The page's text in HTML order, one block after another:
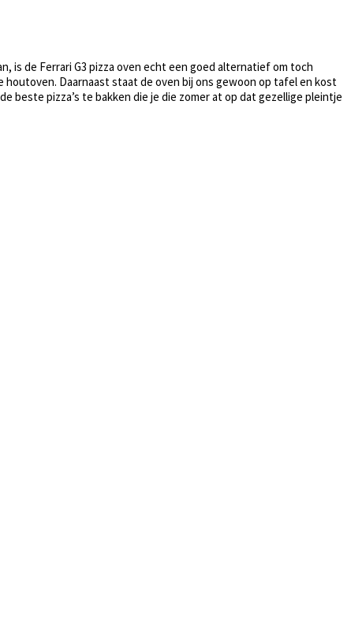
is de Ferrari G3 pizza oven echt een goed alternatief om toch
Daarnaast staat de oven bij ons gewoon op tafel en kost
beste pizza’s te bakken die je die zomer at op dat gezellige pleintje